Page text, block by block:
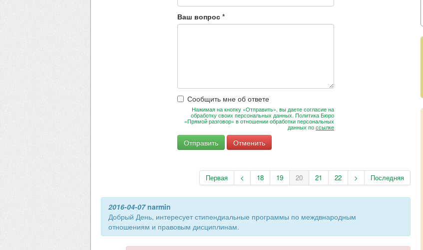
Ваш вопрос *
Сообщить мне об ответе
Нажимая на кнопку «Отправить», вы даете согласие на
обработку своих персональных данных. Политика Бюро
«Прямой разговор» в отношении обработки персональных
данных поссылке
Первая < 18 19 20 21 22 > Последняя
2016-04-07narmin
Добрый День, интересует стипендиальные программы по междвнародным
отношениям и правовым дисциплинам.